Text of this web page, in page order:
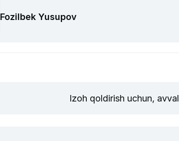
Fozilbek Yusupov
Izoh qoldirish uchun, avval